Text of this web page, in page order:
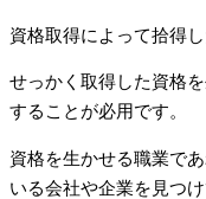
資格取得によって拾得
せっかく取得した資格
することが必用です。
資格を生かせる職業で
いる会社や企業を見つけ